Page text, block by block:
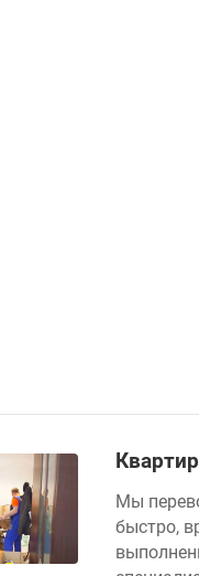
Мы
быстро,